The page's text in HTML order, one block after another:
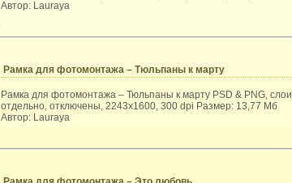
Автор: Lauraya
Рамка для фотомонтажа – Тюльпаны к марту
Рамка для фотомонтажа – Тюльпаны к марту PSD & PNG, слои
отдельно, отключены, 2243x1600, 300 dpi Размер: 13,77 Мб
Автор: Lauraya